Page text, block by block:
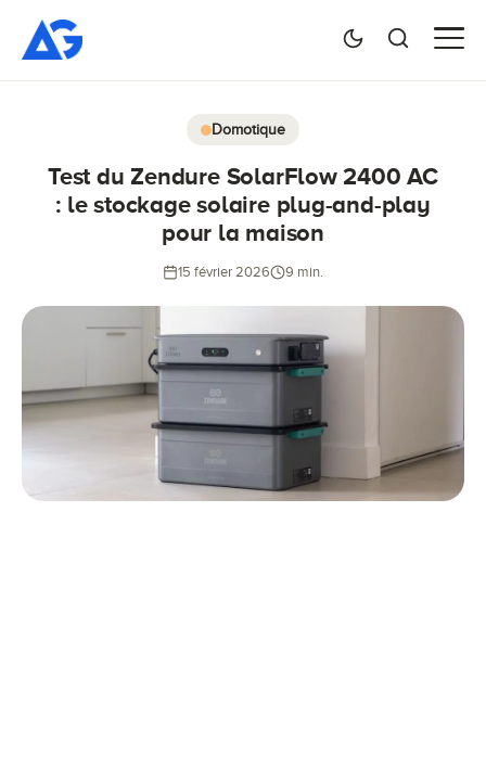
Domotique
Test du Zendure SolarFlow 2400 AC
: le stockage solaire plug-and-play
pour la maison
15 février 2026 9 min.